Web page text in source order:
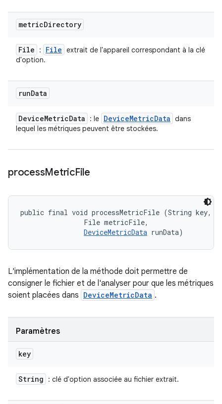
metricDirectory
File : File extrait de l'appareil correspondant à la clé
d'option.
runData
DeviceMetricData : le DeviceMetricData dans
lequel les métriques peuvent être stockées.
processMetricFile
public final void processMetricFile (String key,
                File metricFile,
DeviceMetricData runData)
L'implémentation de la méthode doit permettre de
consigner le fichier et de l'analyser pour que les métriques
soient placées dans DeviceMetricData .
Paramètres
key
String : clé d'option associée au fichier extrait.